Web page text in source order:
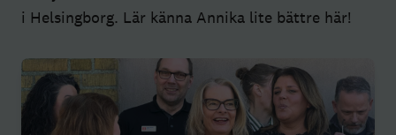
i Helsingborg. Lär känna Annika lite bättre här!